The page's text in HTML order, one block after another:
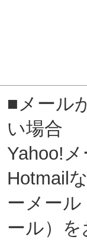
■メール
い場合
Yahoo!
Hotmail
ーメー
ール）